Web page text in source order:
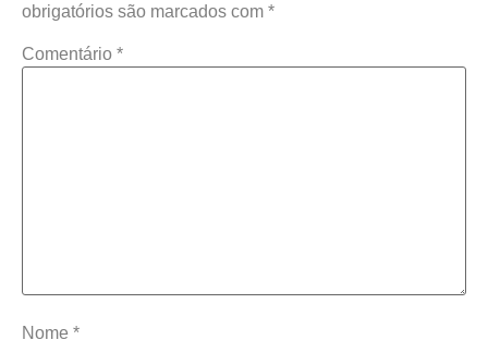
obrigatórios são marcados com *
Comentário *
Nome *